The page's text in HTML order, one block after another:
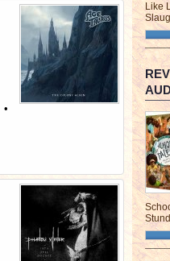
Like